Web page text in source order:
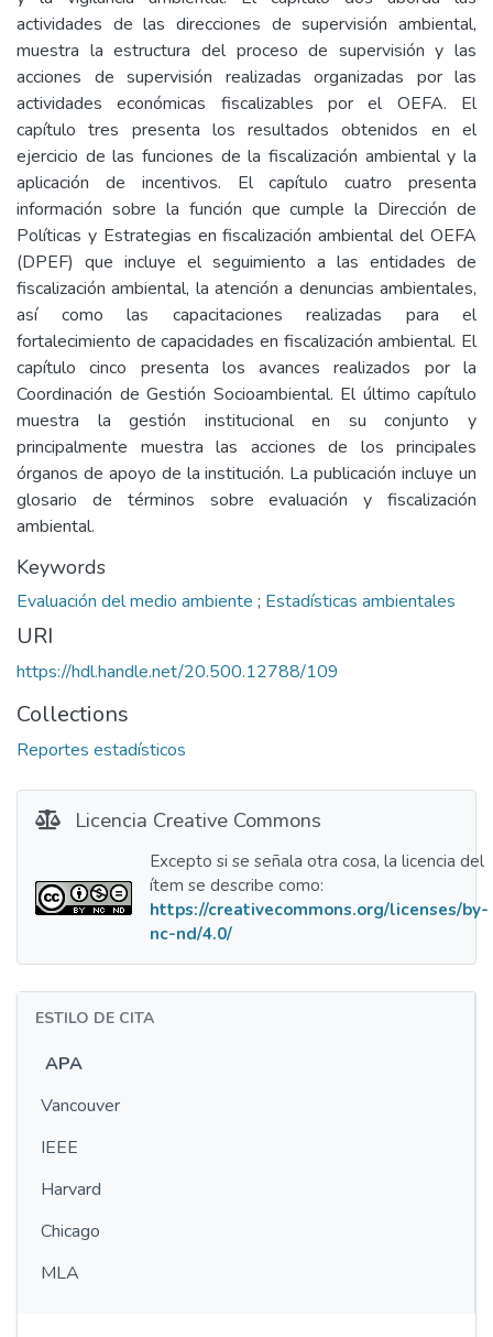
actividades de las direcciones de supervisión ambiental,
muestra la estructura del proceso de supervisión y las
acciones de supervisión realizadas organizadas por las
actividades económicas fiscalizables por el OEFA. El
capítulo tres presenta los resultados obtenidos en el
ejercicio de las funciones de la fiscalización ambiental y la
aplicación de incentivos. El capítulo cuatro presenta
información sobre la función que cumple la Dirección de
Políticas y Estrategias en fiscalización ambiental del OEFA
(DPEF) que incluye el seguimiento a las entidades de
fiscalización ambiental, la atención a denuncias ambientales,
así como las capacitaciones realizadas para el
fortalecimiento de capacidades en fiscalización ambiental. El
capítulo cinco presenta los avances realizados por la
Coordinación de Gestión Socioambiental. El último capítulo
muestra la gestión institucional en su conjunto y
principalmente muestra las acciones de los principales
órganos de apoyo de la institución. La publicación incluye un
glosario de términos sobre evaluación y fiscalización
ambiental.
Keywords
Evaluación del medio ambiente ; Estadísticas ambientales
URI
https://hdl.handle.net/20.500.12788/109
Collections
Reportes estadísticos
Licencia Creative Commons
Excepto si se señala otra cosa, la licencia del
ítem se describe como:
https://creativecommons.org/licenses/by-
nc-nd/4.0/
ESTILO DE CITA
APA
Vancouver
IEEE
Harvard
Chicago
MLA